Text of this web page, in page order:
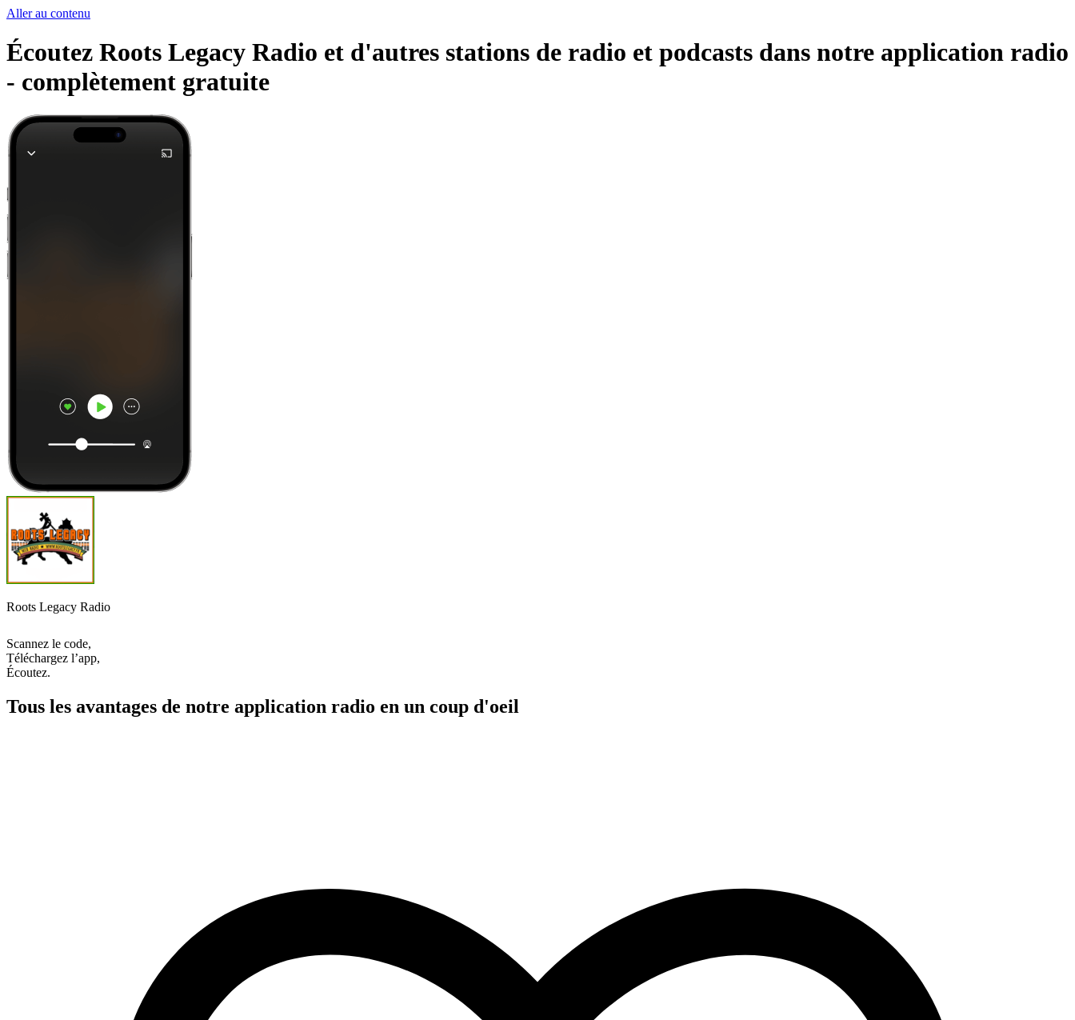
Aller au contenu
Écoutez Roots Legacy Radio et d'autres stations de radio et podcasts dans notre application radio
- complètement gratuite
Roots Legacy Radio
Scannez le code,
Téléchargez l’app,
Écoutez.
Tous les avantages de notre application radio en un coup d'oeil